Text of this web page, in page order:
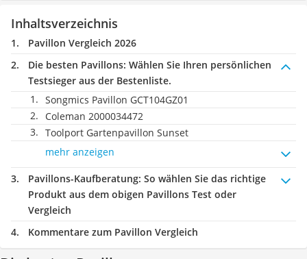
Inhaltsverzeichnis
Pavillon Vergleich 2026
Die besten Pavillons: Wählen Sie Ihren persönlichen
Testsieger aus der Bestenliste.
Songmics Pavillon GCT104GZ01
Coleman 2000034472
Toolport Gartenpavillon Sunset
mehr anzeigen
Pavillons-Kaufberatung: So wählen Sie das richtige
Produkt aus dem obigen Pavillons Test oder
Vergleich
Kommentare zum Pavillon Vergleich